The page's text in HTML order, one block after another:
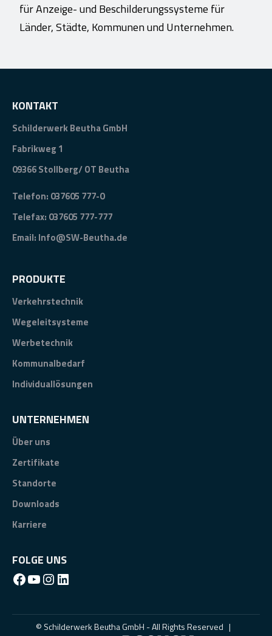
für Anzeige- und Beschilderungssysteme für
Länder, Städte, Kommunen und Unternehmen.
KONTAKT
Schilderwerk Beutha GmbH
Fabrikweg 1
09366 Stollberg/ OT Beutha
Telefon: 037605 777-0
Telefax: 037605 777-777
Email: Info@SW-Beutha.de
PRODUKTE
Verkehrstechnik
Wegeleitsysteme
Werbetechnik
Kommunalbedarf
Individuallösungen
UNTERNEHMEN
Über uns
Zertifikate
Standorte
Downloads
Karriere
FOLGE UNS
Facebook
YouTube
Instagram
LinkedIn
© Schilderwerk Beutha GmbH - All Rights Reserved |